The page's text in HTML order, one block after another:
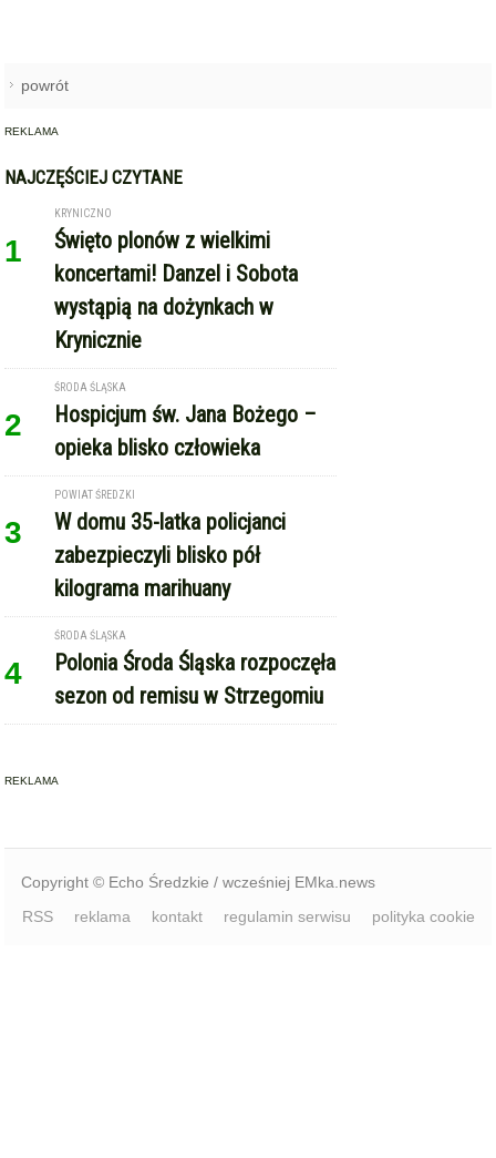
powrót
REKLAMA
NAJCZĘŚCIEJ CZYTANE
1
KRYNICZNO
Święto plonów z wielkimi
koncertami! Danzel i Sobota
wystąpią na dożynkach w
Krynicznie
2
ŚRODA ŚLĄSKA
Hospicjum św. Jana Bożego –
opieka blisko człowieka
3
POWIAT ŚREDZKI
W domu 35-latka policjanci
zabezpieczyli blisko pół
kilograma marihuany
4
ŚRODA ŚLĄSKA
Polonia Środa Śląska rozpoczęła
sezon od remisu w Strzegomiu
REKLAMA
Copyright © Echo Średzkie / wcześniej EMka.news
RSS
reklama kontakt regulamin serwisu polityka cookie